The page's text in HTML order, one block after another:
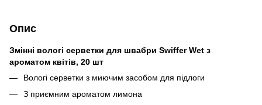
Опис
Змінні вологі серветки для швабри Swiffer Wet з
ароматом квітів, 20 шт
Вологі серветки з миючим засобом для підлоги
З приємним ароматом лимона